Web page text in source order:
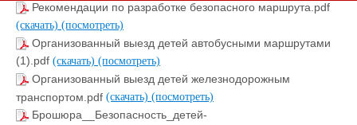
Рекомендации по разработке безопасного маршрута.pdf
(скачать) (посмотреть)
Организованный выезд детей автобусными маршрутами
(1).pdf (скачать) (посмотреть)
Организованный выезд детей железнодорожным
транспортом.pdf (скачать) (посмотреть)
Брошюра__Безопасность_детей-